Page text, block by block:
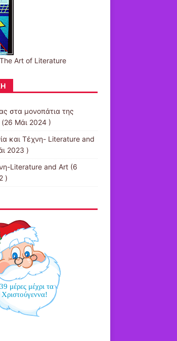
Art of Literature
στα μονοπάτια της
Μάι 2024 )
και Τέχνη- Literature and
2023 )
Literature and Art(6
)
μέρες μέχρι τα
Χριστούγεννα!